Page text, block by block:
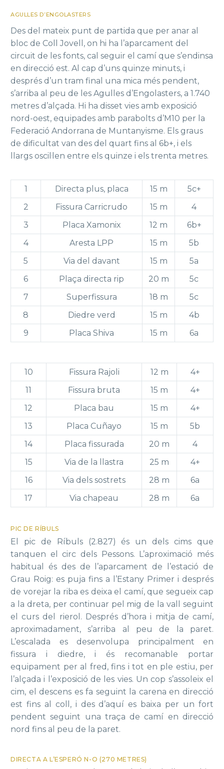
AGULLES D’ENGOLASTERS
Des del mateix punt de partida que per anar al
bloc de Coll Jovell, on hi ha l’aparcament del
circuit de les fonts, cal seguir el camí que s’endinsa
en direcció est. Al cap d’uns quinze minuts, i
després d’un tram final una mica més pendent,
s’arriba al peu de les Agulles d’Engolasters, a 1.740
metres d’alçada. Hi ha disset vies amb exposició
nord-oest, equipades amb parabolts d’M10 per la
Federació Andorrana de Muntanyisme. Els graus
de dificultat van des del quart fins al 6b+, i els
llargs oscil·len entre els quinze i els trenta metres.
1 Directa plus, placa 15 m
5c+
2
Fissura Carricrudo 15 m
4
3
Placa Xamonix 12 m
6b+
4
Aresta LPP 15 m
5b
5
Via del davant 15 m
5a
6
Plaça directa rip 20 m
5c
7
Superfissura 18 m
5c
8
Diedre verd 15 m
4b
9
Placa Shiva 15 m 6a
10 Fissura Rajoli 12 m
4+
11
Fissura bruta 15 m
4+
12
Placa bau 15 m
4+
13
Placa Cuñayo 15 m
5b
14
Placa fissurada 20 m
4
15
Via de la llastra 25 m
4+
16
Via dels sostrets 28 m
6a
17
Via chapeau 28 m 6a
PIC DE RÍBULS
El pic de Ríbuls (2.827) és un dels cims que
tanquen el circ dels Pessons. L’aproximació més
habitual és des de l’aparcament de l’estació de
Grau Roig: es puja fins a l’Estany Primer i després
de vorejar la riba es deixa el camí, que segueix cap
a la dreta, per continuar pel mig de la vall seguint
el curs del rierol. Després d’hora i mitja de camí,
aproximadament, s’arriba al peu de la paret.
L’escalada es desenvolupa principalment en
fissura i diedre, i és recomanable portar
equipament per al fred, fins i tot en ple estiu, per
l’alçada i l’exposició de les vies. Un cop s’assoleix el
cim, el descens es fa seguint la carena en direcció
est fins al coll, i des d’aquí es baixa per un fort
pendent seguint una traça de camí en direcció
nord fins al peu de la paret.
DIRECTA A L’ESPERÓ N-O (270 METRES)